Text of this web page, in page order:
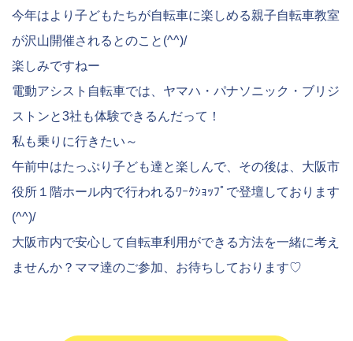
今年はより子どもたちが自転車に楽しめる親子自転車教室
が沢山開催されるとのこと(^^)/
楽しみですねー
電動アシスト自転車では、ヤマハ・パナソニック・ブリジ
ストンと3社も体験できるんだって！
私も乗りに行きたい～
午前中はたっぷり子ども達と楽しんで、その後は、大阪市
役所１階ホール内で行われるﾜｰｸｼｮｯﾌﾟで登壇しております
(^^)/
大阪市内で安心して自転車利用ができる方法を一緒に考え
ませんか？ママ達のご参加、お待ちしております♡